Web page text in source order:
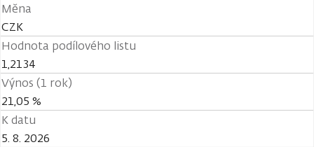
Měna
CZK
Hodnota podílového listu
1,2134
Výnos (1 rok)
21,05 %
K datu
5. 8. 2026